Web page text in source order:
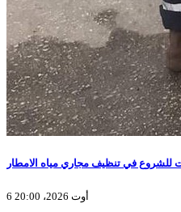
للشروع في تنظيف مجاري مياه الامطار
6 أوت 2026، 20:00